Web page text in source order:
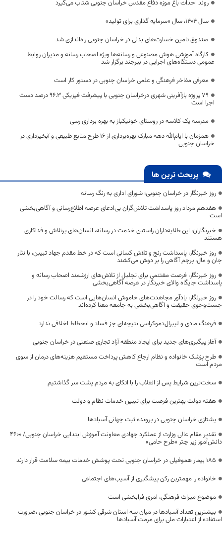
روند احداث باغ موزه دفاع مقدس خراسان جنوبی شتاب می‌گیرد
سال ۱۴۰۴، سال «سرمایه گذاری برای تولید»
صندوق تامین خسارت‌های بدنی در خراسان جنوبی راه‌اندازی شد
کارگاه آموزشی هوش مصنوعی و رسانه‌ها ویژه اصحاب رسانه و مدیران روابط
عمومی دستگاه‌های اجرایی در بیرجند برگزار شد
معرفی مفاخر فرهنگی و علمی خراسان جنوبی در دستور کار است
۷۹ پروژه بازآفرینی شهری درخراسان جنوبی با پیشرفت فیزیکی ۹۶.۳ درصد دست
اجرا است
مدرسه یک کلاسه در روستای خونیکباز به بهره برداری رسی
همزمان با ایام‌الله دهه مبارک بهره‌برداری از ۱۶ طرح منابع طبیعی و آبخیزداری در
خراسان جنوبی
پربحث ترین ها
روز خبرنگار در خراسان جنوبی؛ شورای اداری به رنگ رسانه
هفدهم مرداد روز پاسداشت تلاش‌گران بی‌ادعای عرصه اطلاع‌رسانی و آگاهی‌بخشی
است
خبرنگاران، این طلایه‌داران راستین خدمت در رسانه، انسان‌های پرتلاش و فداکاری
هستند
روز خبرنگار، پاسداشت رنج و تلاش کسانی است که در خط مقدم جهاد تبیین، با نثار
جان و مال، پرچم آگاهی را بر دوش می‌کشند
روز خبرنگار، فرصت مغتنمی برای تجلیل از تلاش‌های ارزشمند اصحاب رسانه و
پاسداشت جایگاه والای خبرنگار در عرصه آگاهی‌بخشی
روز خبرنگار، یادآور مجاهدت‌های خاموش انسان‌هایی است که رسالت خود را در
جست‌وجوی حقیقت و آگاهی‌بخشی به جامعه معنا کرده‌اند
فرهنگ مادی و لیبرال‌دموکراسی نتیجه‌ای جز فساد و انحطاط اخلاقی ندارد
آغاز پیگیری‌های جدید برای ایجاد منطقه آزاد تجاری صنعتی در خراسان جنوبی
طرح پزشک خانواده و نظام ارجاع کاهش پرداخت مستقیم هزینه‌های درمان از سوی
مردم است
سخت‌ترین شرایط پس از انقلاب را با اتکای به مردم پشت سر گذاشتیم
هفته دولت بهترین فرصت برای تبیین خدمات نظام و دولت
یشتازی خراسان جنوبی در پرونده ثبت جهانی آسبادها
تقدیر مقام عالی وزارت از عملکرد جهادی معاونت آموزش ابتدایی خراسان جنوبی/ ۴۶۰۰
دانش‌آموز زیر چتر «طرح حامی»
۱۸۵ بیمار هموفیلی در خراسان جنوبی تحت پوشش خدمات بیمه سلامت قرار دارند
خانواده را مهمترین رکن پیشگیری از آسیب‌های اجتماعی
موضوع میراث فرهنگی، امری فرابخشی است
بیشترین تعداد آسبادها در میان سه استان شرقی کشور در خراسان جنوبی ،ضرورت
استفاده از اعتبارات ملی برای مرمت آسبادها